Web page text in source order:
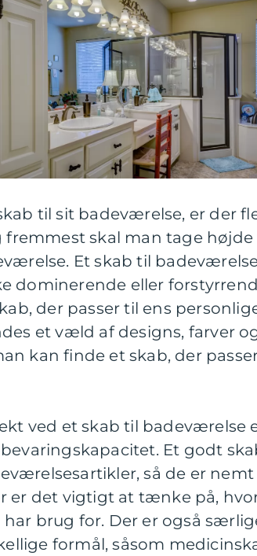
til sit badeværelse, er der
fremmest skal man tage
Et skab til
dominerende eller
der passer til ens
et væld af designs, farver
kan finde et skab, der
ved et skab til badeværelse
Et godt
så de er
er det vigtigt at tænke på,
brug for. Der er også
formål, såsom